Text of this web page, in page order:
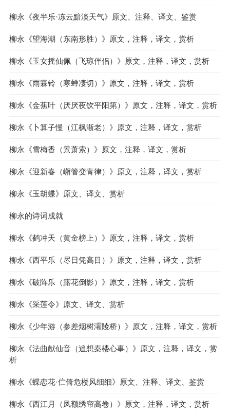
柳永《夜半乐·冻云黯淡天气》原文、注释、译文、鉴赏
柳永《望海潮（东南形胜）》原文，注释，译文，赏析
柳永《玉女摇仙佩（飞琼伴侣）》原文，注释，译文，赏析
柳永《雨霖铃（寒蝉凄切）》原文，注释，译文，赏析
柳永《金蕉叶（厌厌夜饮平阳第）》原文，注释，译文，赏析
柳永《卜算子慢（江枫渐老）》原文，注释，译文，赏析
柳永《雪梅香（景萧索）》原文，注释，译文，赏析
柳永《迎新春（嶰管变青律）》原文，注释，译文，赏析
柳永《玉胡蝶》原文、译文、赏析
柳永的诗词成就
柳永《鹤冲天（黄金榜上）》原文，注释，译文，赏析
柳永《西平乐（尽日凭高目）》原文，注释，译文，赏析
柳永《破阵乐（露花倒影）》原文，注释，译文，赏析
柳永《采莲令》原文、译文、赏析
柳永《少年游（参差烟树灞陵桥）》原文，注释，译文，赏析
柳永《法曲献仙音（追想秦楼心事）》原文，注释，译文，赏
析
柳永《蝶恋花·伫倚危楼风细细》原文、注释、译文、鉴赏
柳永《西江月（凤额绣帘高卷）》原文，注释，译文，赏析